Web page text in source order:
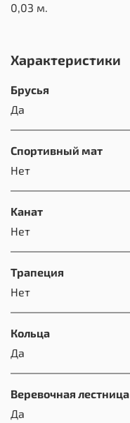
0,03 м.
Характеристики
Брусья
Да
Спортивный мат
Нет
Kанат
Нет
Трапеция
Нет
Кольца
Да
Веревочная лестница
Да